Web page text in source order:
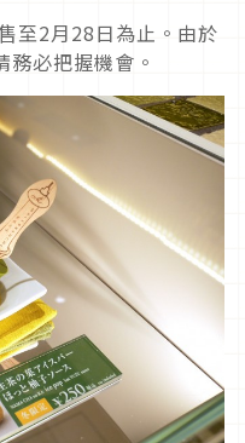
至2月28日為止。由於
必把握機會。